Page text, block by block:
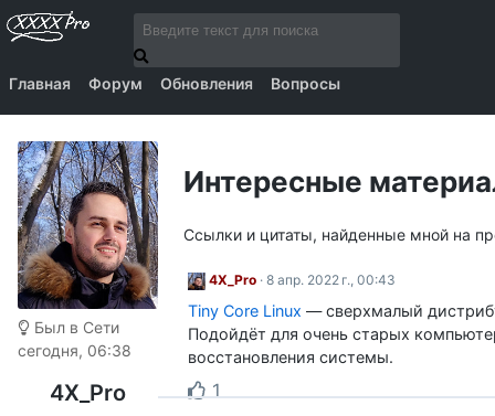
Главная Форум Обновления Вопросы
Был в Сети
сегодня, 06:38
4X_Pro
Интересные
Ссылки и цитаты, найденные мной на
4X_Pro · 8 апр. 2022 г., 00:43
Tiny Core Linux — сверхмалый
Подойдёт для очень старых
восстановления системы.
1